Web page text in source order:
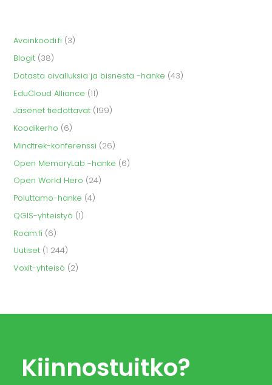
Avoinkoodi.fi (3)
Blogit (38)
Datasta oivalluksia ja bisnestä -hanke (43)
EduCloud Alliance (11)
Jäsenet tiedottavat (199)
Koodikerho (6)
Mindtrek-konferenssi (26)
Open MemoryLab -hanke (6)
Open World Hero (24)
Poluttamo-hanke (4)
QGIS-yhteistyö (1)
Roam.fi (6)
Uutiset (1 244)
Voxit-yhteisö (2)
Kiinnostuitko?